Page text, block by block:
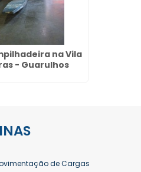
na Vila
- Guarulhos
de Cargas